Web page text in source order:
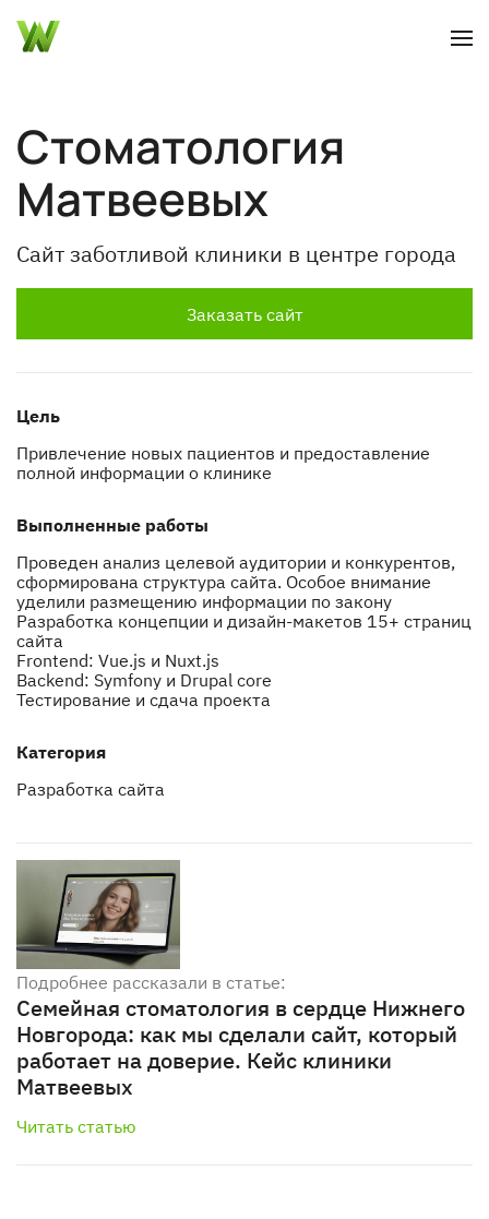
к
основному
содержанию
Стоматология
Матвеевых
Сайт заботливой клиники в центре города
Заказать сайт
Цель
Привлечение новых пациентов и предоставление
полной информации о клинике
Выполненные работы
Проведен анализ целевой аудитории и конкурентов,
сформирована структура сайта. Особое внимание
уделили размещению информации по закону
Разработка концепции и дизайн-макетов 15+ страниц
сайта
Frontend: Vue.js и Nuxt.js
Backend: Symfony и Drupal core
Категория
Разработка сайта
Подробнее рассказали в статье:
Семейная стоматология в сердце Нижнего
Новгорода: как мы сделали сайт, который
работает на доверие. Кейс клиники
Матвеевых
Читать статью